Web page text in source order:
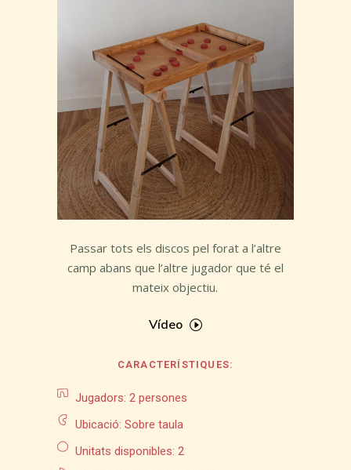
Passar tots els discos pel forat a l’altre
camp abans que l’altre jugador que té el
mateix objectiu.
Vídeo
CARACTERÍSTIQUES:
Jugadors: 2 persones
Ubicació: Sobre taula
Unitats disponibles: 2